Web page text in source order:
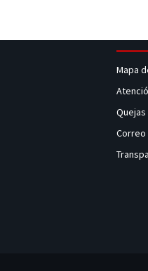
Mapa
Quejas
Correo